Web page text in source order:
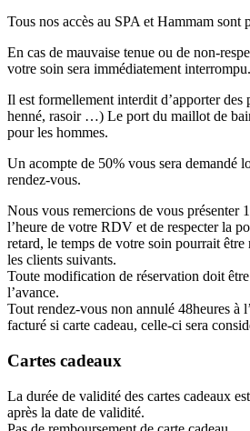
Tous nos accès au SPA et Hammam sont
En cas de mauvaise tenue ou de non-
votre soin sera immédiatement interrompu.
Il est formellement interdit d’apporter des
henné, rasoir …) Le port du maillot de
pour les hommes.
Un acompte de 50% vous sera demandé
rendez-vous.
Nous vous remercions de vous présenter
l’heure de votre RDV et de respecter la
retard, le temps de votre soin pourrait
les clients suivants.
Toute modification de réservation doit
l’avance.
Tout rendez-vous non annulé 48heures à
facturé si carte cadeau, celle-ci sera
Cartes cadeaux
La durée de validité des cartes cadeaux
après la date de validité.